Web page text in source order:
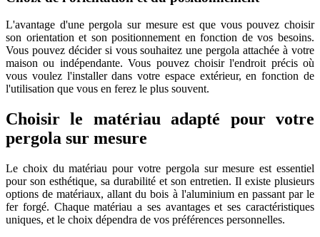
L'avantage d'une pergola sur mesure est que vous pouvez choisir
son orientation et son positionnement en fonction de vos besoins.
Vous pouvez décider si vous souhaitez une pergola attachée à votre
maison ou indépendante. Vous pouvez choisir l'endroit précis où
vous voulez l'installer dans votre espace extérieur, en fonction de
l'utilisation que vous en ferez le plus souvent.
Choisir le matériau adapté pour votre
pergola sur mesure
Le choix du matériau pour votre pergola sur mesure est essentiel
pour son esthétique, sa durabilité et son entretien. Il existe plusieurs
options de matériaux, allant du bois à l'aluminium en passant par le
fer forgé. Chaque matériau a ses avantages et ses caractéristiques
uniques, et le choix dépendra de vos préférences personnelles.